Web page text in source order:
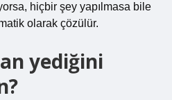
hiçbir şey yapılmasa bile
olarak çözülür.
yediğini